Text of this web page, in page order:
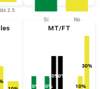
MT/FT